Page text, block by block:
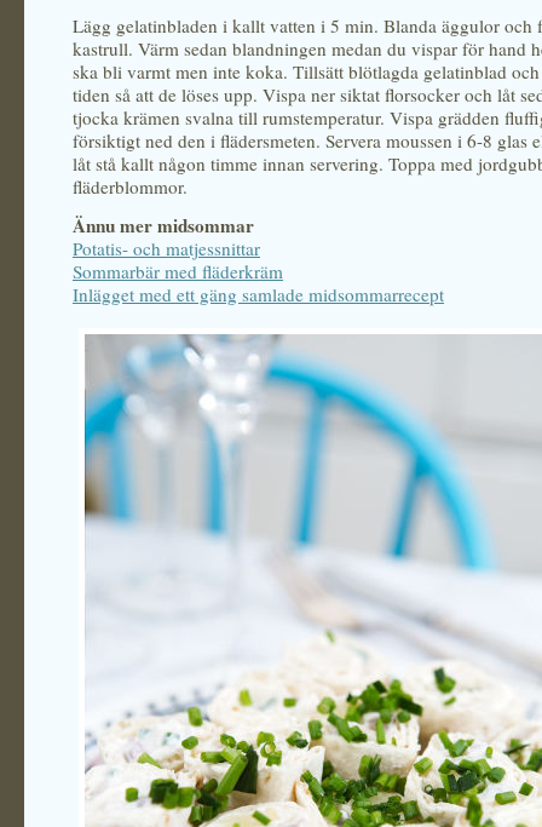
Lägg gelatinbladen i kallt vatten i 5 min. Blanda äggulor och
kastrull. Värm sedan blandningen medan du vispar för hand
ska bli varmt men inte koka. Tillsätt blötlagda gelatinblad
tiden så att de löses upp. Vispa ner siktat florsocker och låt
tjocka krämen svalna till rumstemperatur. Vispa grädden
försiktigt ned den i flädersmeten. Servera moussen i 6-8 glas
låt stå kallt någon timme innan servering. Toppa med
fläderblommor.
Ännu mer midsommar
Potatis- och matjessnittar
Sommarbär med fläderkräm
Inlägget med ett gäng samlade midsommarrecept